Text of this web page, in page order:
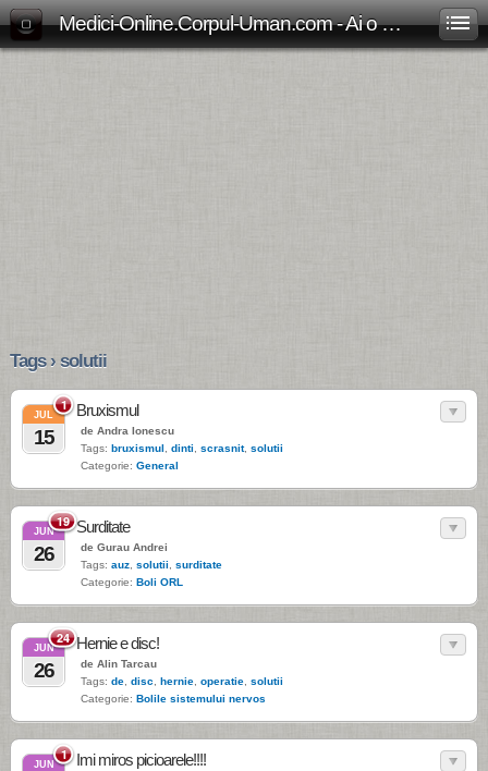
Medici-Online.Corpul-Uman.com - Ai o problema medicala? Aici gasesti, gratuit, raspunsul!
Tags › solutii
1
JUL
15
Bruxismul
de Andra Ionescu
Tags: bruxismul dinti scrasnit, solutii
Categorie: General
19
JUN
26
Surditate
de Gurau Andrei
Tags: auz solutii
surditate
Categorie: Boli ORL
24
JUN
26
Hernie e disc!
de Alin Tarcau
Tags: de disc hernie operatie solutii
Categorie: Bolile sistemului nervos
1
JUN Imi miros picioarele!!!!